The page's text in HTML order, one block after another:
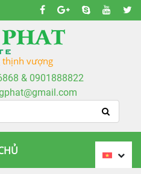
thịnh vượng
& 0901888822